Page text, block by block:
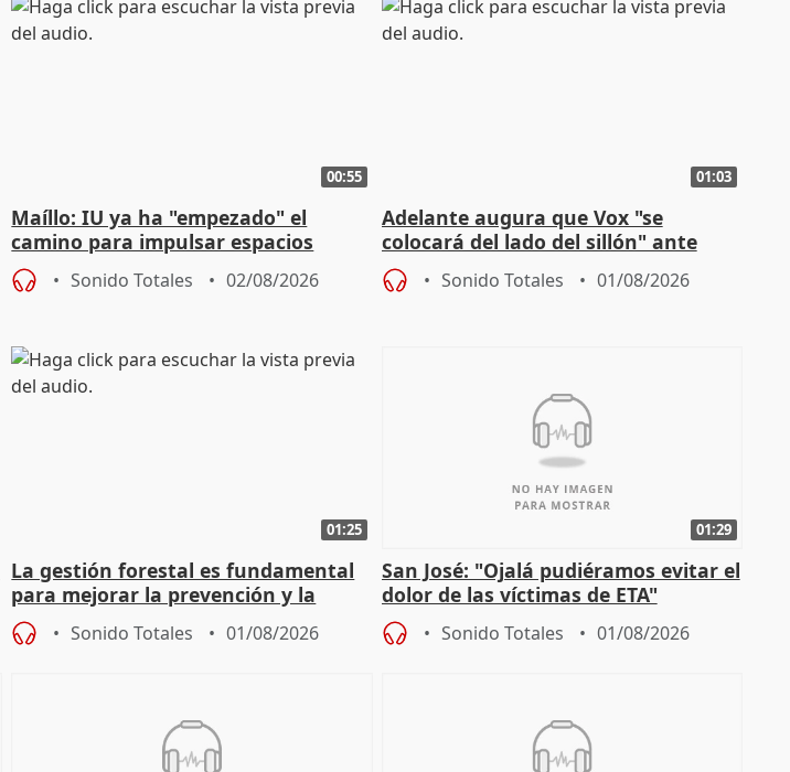
00:55
Maíllo: IU ya ha "empezado" el
camino para impulsar espacios
unitarios para las municipales
Sonido Totales 02/08/2026
01:03
Adelante augura que Vox "se
colocará del lado del sillón" ante
iniciativas de la oposición
Sonido Totales 01/08/2026
01:25
La gestión forestal es fundamental
para mejorar la prevención y la
actuación frente a incendios
Sonido Totales 01/08/2026
01:29
San José: "Ojalá pudiéramos evitar el
dolor de las víctimas de ETA"
Sonido Totales 01/08/2026